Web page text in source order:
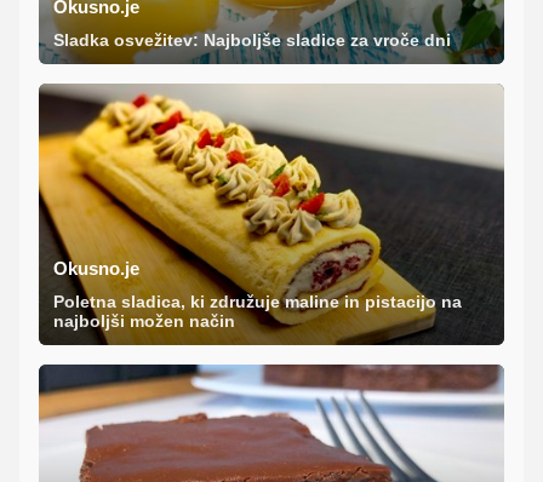
Okusno.je
Sladka osvežitev: Najboljše sladice za vroče dni
Okusno.je
Poletna sladica, ki združuje maline in pistacijo na
najboljši možen način